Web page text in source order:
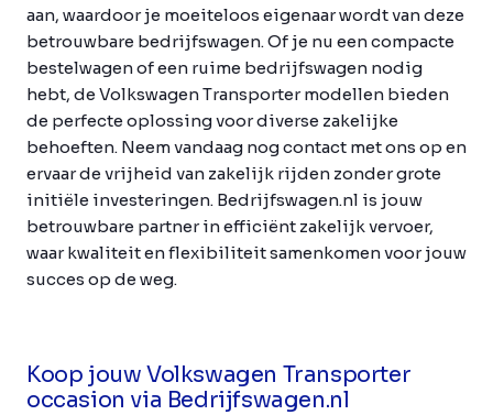
aan, waardoor je moeiteloos eigenaar wordt van deze
betrouwbare bedrijfswagen. Of je nu een compacte
bestelwagen of een ruime bedrijfswagen nodig
hebt, de Volkswagen Transporter modellen bieden
de perfecte oplossing voor diverse zakelijke
behoeften. Neem vandaag nog contact met ons op en
ervaar de vrijheid van zakelijk rijden zonder grote
initiële investeringen. Bedrijfswagen.nl is jouw
betrouwbare partner in efficiënt zakelijk vervoer,
waar kwaliteit en flexibiliteit samenkomen voor jouw
succes op de weg.
Koop jouw Volkswagen Transporter
occasion via Bedrijfswagen.nl